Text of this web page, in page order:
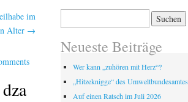
im
Alter →
Neueste Beiträge
Wer kann „zuhören mit Herz“?
„Hitzeknigge“ des Umweltbundesamtes
Auf einen Ratsch im Juli 2026